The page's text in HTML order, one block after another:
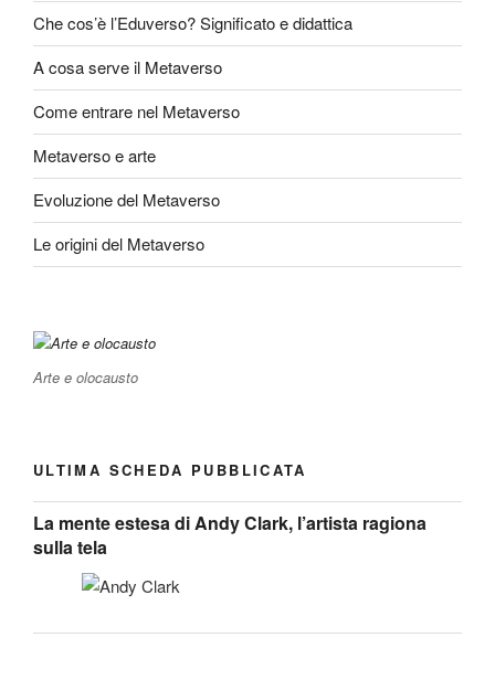
Che cos’è l’Eduverso? Significato e didattica
A cosa serve il Metaverso
Come entrare nel Metaverso
Metaverso e arte
Evoluzione del Metaverso
Le origini del Metaverso
Arte e olocausto
ULTIMA SCHEDA PUBBLICATA
La mente estesa di Andy Clark, l’artista ragiona
sulla tela